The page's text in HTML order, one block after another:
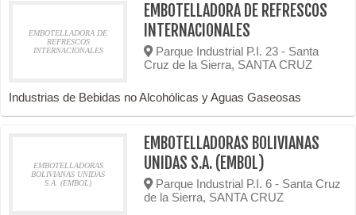
EMBOTELLADORA DE
REFRESCOS
INTERNACIONALES
EMBOTELLADORA DE REFRESCOS
INTERNACIONALES
Parque Industrial P.I. 23 - Santa
Cruz de la Sierra, SANTA CRUZ
Industrias de Bebidas no Alcohólicas y Aguas Gaseosas
EMBOTELLADORAS
BOLIVIANAS UNIDAS
S.A. (EMBOL)
EMBOTELLADORAS BOLIVIANAS
UNIDAS S.A. (EMBOL)
Parque Industrial P.I. 6 - Santa Cruz
de la Sierra, SANTA CRUZ